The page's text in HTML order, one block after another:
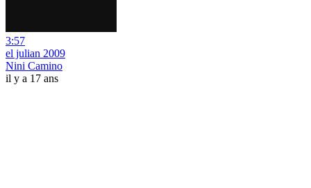
3:57
el julian 2009
Nini Camino
il y a 17 ans